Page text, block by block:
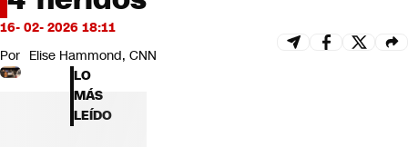
Futuro 360
16- 02- 2026 18:11
Por Elise Hammond, CNN
LO
MÁS
LEÍDO